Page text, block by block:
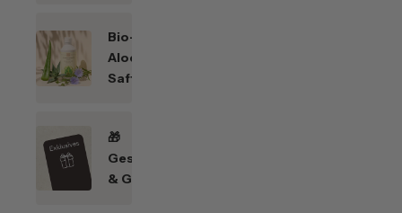
Bio-
Aloe
Saft
🎁
Geschenkefinder
& Gutscheine